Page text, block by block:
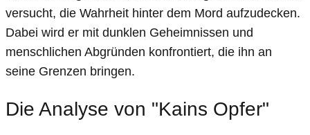
versucht, die Wahrheit hinter dem Mord aufzudecken.
Dabei wird er mit dunklen Geheimnissen und
menschlichen Abgründen konfrontiert, die ihn an
seine Grenzen bringen.
Die Analyse von "Kains Opfer"